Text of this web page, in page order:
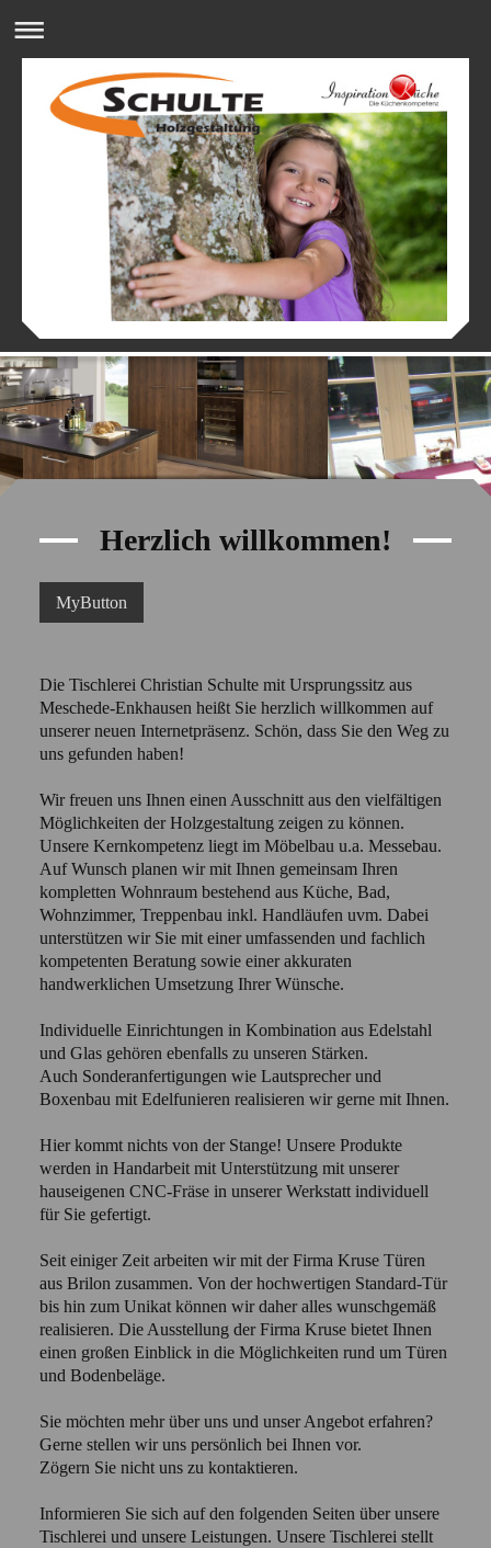
Herzlich willkommen!
MyButton
Die Tischlerei Christian Schulte mit Ursprungssitz aus
Meschede-Enkhausen heißt Sie herzlich willkommen auf
unserer neuen Internetpräsenz. Schön, dass Sie den Weg zu
uns gefunden haben!
Wir freuen uns Ihnen einen Ausschnitt aus den vielfältigen
Möglichkeiten der Holzgestaltung zeigen zu können.
Unsere Kernkompetenz liegt im Möbelbau u.a. Messebau.
Auf Wunsch planen wir mit Ihnen gemeinsam Ihren
kompletten Wohnraum bestehend aus Küche, Bad,
Wohnzimmer, Treppenbau inkl. Handläufen uvm. Dabei
unterstützen wir Sie mit einer umfassenden und fachlich
kompetenten Beratung sowie einer akkuraten
handwerklichen Umsetzung Ihrer Wünsche.
Individuelle Einrichtungen in Kombination aus Edelstahl
und Glas gehören ebenfalls zu unseren Stärken.
Auch Sonderanfertigungen wie Lautsprecher und
Boxenbau mit Edelfunieren realisieren wir gerne mit Ihnen.
Hier kommt nichts von der Stange! Unsere Produkte
werden in Handarbeit mit Unterstützung mit unserer
hauseigenen CNC-Fräse in unserer Werkstatt individuell
für Sie gefertigt.
Seit einiger Zeit arbeiten wir mit der Firma Kruse Türen
aus Brilon zusammen. Von der hochwertigen Standard-Tür
bis hin zum Unikat können wir daher alles wunschgemäß
realisieren. Die Ausstellung der Firma Kruse bietet Ihnen
einen großen Einblick in die Möglichkeiten rund um Türen
und Bodenbeläge.
Sie möchten mehr über uns und unser Angebot erfahren?
Gerne stellen wir uns persönlich bei Ihnen vor.
Zögern Sie nicht uns zu kontaktieren.
Informieren Sie sich auf den folgenden Seiten über unsere
Tischlerei und unsere Leistungen. Unsere Tischlerei stellt